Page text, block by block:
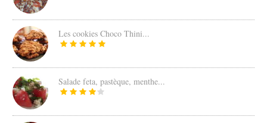
Les cookies Choco Thini...
Salade feta, pastèque, menthe...